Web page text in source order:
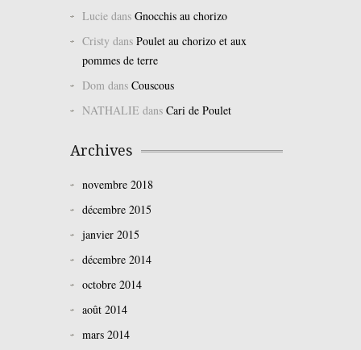
Lucie dansGnocchis au chorizo
Cristy dansPoulet au chorizo et aux
pommes de terre
Dom dansCouscous
NATHALIE dansCari de Poulet
Archives
novembre 2018
décembre 2015
janvier 2015
décembre 2014
octobre 2014
août 2014
mars 2014